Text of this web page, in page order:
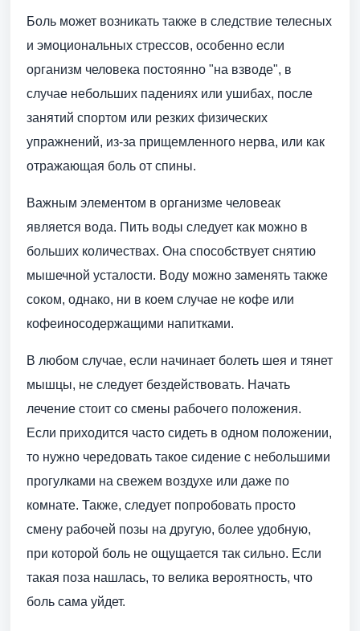
Боль может возникать также в следствие телесных
и эмоциональных стрессов, особенно если
организм человека постоянно "на взводе", в
случае небольших падениях или ушибах, после
занятий спортом или резких физических
упражнений, из-за прищемленного нерва, или как
отражающая боль от спины.
Важным элементом в организме человеак
является вода. Пить воды следует как можно в
больших количествах. Она способствует снятию
мышечной усталости. Воду можно заменять также
соком, однако, ни в коем случае не кофе или
кофеиносодержащими напитками.
В любом случае, если начинает болеть шея и тянет
мышцы, не следует бездействовать. Начать
лечение стоит со смены рабочего положения.
Если приходится часто сидеть в одном положении,
то нужно чередовать такое сидение с небольшими
прогулками на свежем воздухе или даже по
комнате. Также, следует попробовать просто
смену рабочей позы на другую, более удобную,
при которой боль не ощущается так сильно. Если
такая поза нашлась, то велика вероятность, что
боль сама уйдет.